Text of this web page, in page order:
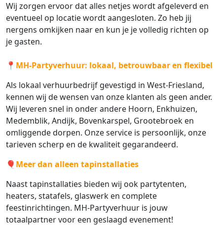
Wij zorgen ervoor dat alles netjes wordt afgeleverd en
eventueel op locatie wordt aangesloten. Zo heb jij
nergens omkijken naar en kun je je volledig richten op
je gasten.
📍 MH-Partyverhuur: lokaal, betrouwbaar en flexibel
Als lokaal verhuurbedrijf gevestigd in West-Friesland,
kennen wij de wensen van onze klanten als geen ander.
Wij leveren snel in onder andere Hoorn, Enkhuizen,
Medemblik, Andijk, Bovenkarspel, Grootebroek en
omliggende dorpen. Onze service is persoonlijk, onze
tarieven scherp en de kwaliteit gegarandeerd.
🎈 Meer dan alleen tapinstallaties
Naast tapinstallaties bieden wij ook partytenten,
heaters, statafels, glaswerk en complete
feestinrichtingen. MH-Partyverhuur is jouw
totaalpartner voor een geslaagd evenement!